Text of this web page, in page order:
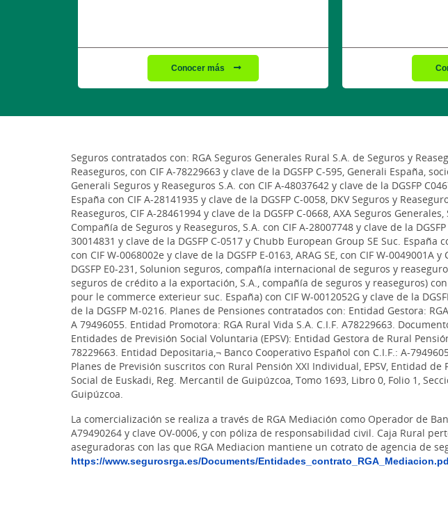
Conocer más
Seguros contratados con: RGA Seguros Generales Rural S.A. de Seguros y
Reaseguros, con CIF A-78229663 y clave de la DGSFP C-595, Generali España,
Generali Seguros y Reaseguros S.A. con CIF A-48037642 y clave de la DGSFP
España con CIF A-28141935 y clave de la DGSFP C-0058, DKV Seguros y
Reaseguros, CIF A-28461994 y clave de la DGSFP C-0668, AXA Seguros
Compañía de Seguros y Reaseguros, S.A. con CIF A-28007748 y clave de la
30014831 y clave de la DGSFP C-0517 y Chubb European Group SE Suc.
con CIF W-0068002e y clave de la DGSFP E-0163, ARAG SE, con CIF W-
DGSFP E0-231, Solunion seguros, compañía internacional de seguros y
seguros de crédito a la exportación, S.A., compañía de seguros y reaseguros)
pour le commerce exterieur suc. España) con CIF W-0012052G y clave de la
de la DGSFP M-0216. Planes de Pensiones contratados con: Entidad Gestora:
A 79496055. Entidad Promotora: RGA Rural Vida S.A. C.I.F. A78229663.
Entidades de Previsión Social Voluntaria (EPSV): Entidad Gestora de Rural
78229663. Entidad Depositaria,¬ Banco Cooperativo Español con C.I.F.: A-
Planes de Previsión suscritos con Rural Pensión XXI Individual, EPSV, Entidad
Social de Euskadi, Reg. Mercantil de Guipúzcoa, Tomo 1693, Libro 0, Folio 1,
Guipúzcoa.
La comercialización se realiza a través de RGA Mediación como Operador de
A79490264 y clave OV-0006, y con póliza de responsabilidad civil. Caja Rural
aseguradoras con las que RGA Mediacion mantiene un cotrato de agencia de
https://www.segurosrga.es/Documents/